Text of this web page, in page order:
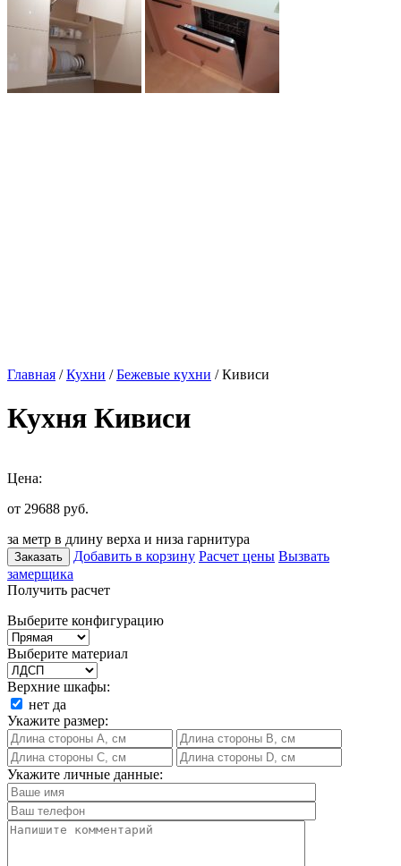
Главная /Кухни /Бежевые кухни / Кивиси
Кухня Кивиси
Цена:
от 29688 руб.
за метр в длину верха и низа гарнитура
Заказать Добавить в корзину Расчет цены Вызвать
замерщика
Получить расчет
Выберите конфигурацию
Выберите материал
Верхние шкафы:
нет да
Укажите размер:
Укажите личные данные: